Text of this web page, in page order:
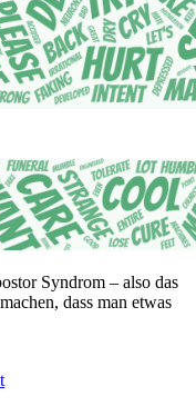
Syndrom – also das
dass man etwas